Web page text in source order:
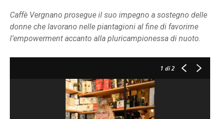
Caffè Vergnano prosegue il suo impegno a sostegno delle
donne che lavorano nelle piantagioni al fine di favorirne
l’empowerment accanto alla pluricampionessa di nuoto.
1 di 2